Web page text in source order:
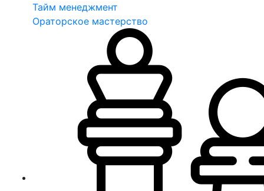
Тайм менеджмент
Ораторское мастерство